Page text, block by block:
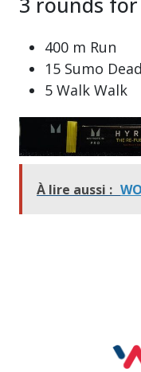
400 m Run
15 Sumo
5 Walk Walk
À lire aussi :